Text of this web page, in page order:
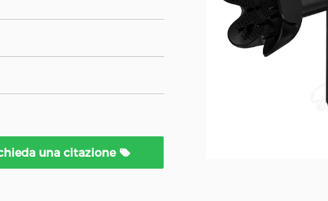
una citazione